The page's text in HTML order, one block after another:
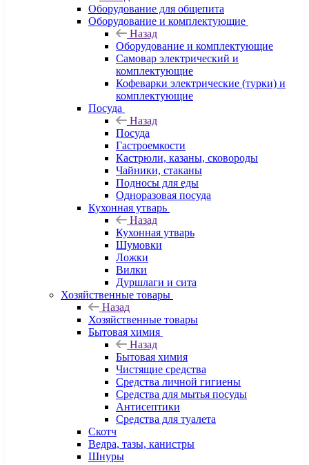
Оборудование для общепита
Оборудование и комплектующие
Назад
Оборудование и комплектующие
Самовар электрический и
комплектующие
Кофеварки электрические (турки) и
комплектующие
Посуда
Назад
Посуда
Гастроемкости
Кастрюли, казаны, сковороды
Чайники, стаканы
Подносы для еды
Одноразовая посуда
Кухонная утварь
Назад
Кухонная утварь
Шумовки
Ложки
Вилки
Дуршлаги и сита
Хозяйственные товары
Назад
Хозяйственные товары
Бытовая химия
Назад
Бытовая химия
Чистящие средства
Средства личной гигиены
Средства для мытья посуды
Антисептики
Средства для туалета
Скотч
Ведра, тазы, канистры
Шнуры